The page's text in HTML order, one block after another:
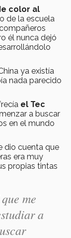
color al
de la escuela
él nunca dejó
ya existía
nada parecido
el Tec
a buscar
en el mundo
dio cuenta que
era muy
propias tintas
me
a